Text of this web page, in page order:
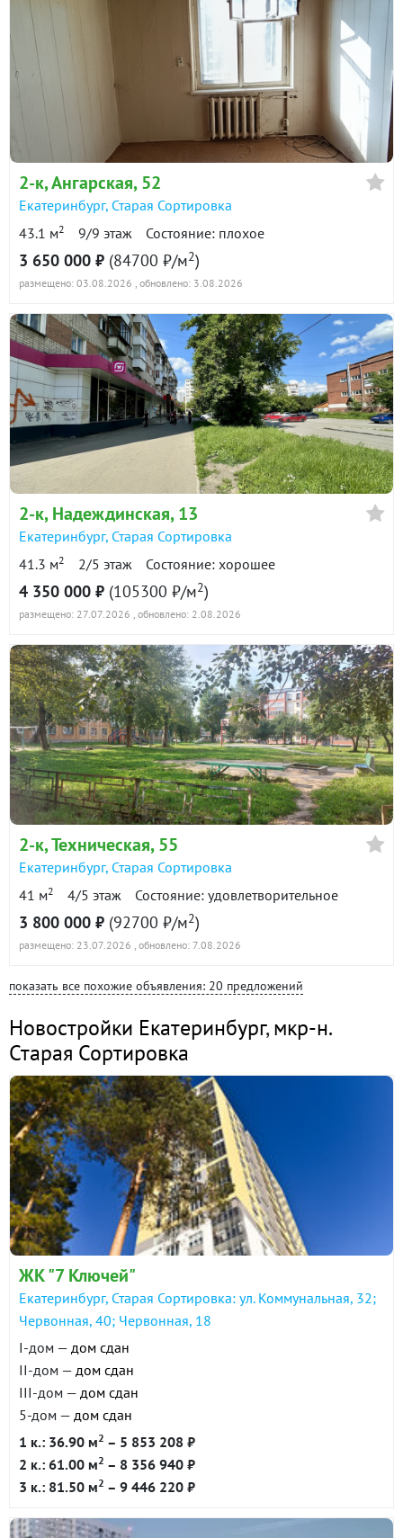
2-к, Ангарская, 52
Екатеринбург, Старая Сортировка
43.1 м2 9/9 этаж Состояние: плохое
3 650 000 ₽ (84700 ₽/м2)
размещено: 03.08.2026 , обновлено: 3.08.2026
2-к, Надеждинская, 13
Екатеринбург, Старая Сортировка
41.3 м2 2/5 этаж Состояние: хорошее
4 350 000 ₽ (105300 ₽/м2)
размещено: 27.07.2026 , обновлено: 2.08.2026
2-к, Техническая, 55
Екатеринбург, Старая Сортировка
41 м2 4/5 этаж Состояние: удовлетворительное
3 800 000 ₽ (92700 ₽/м2)
размещено: 23.07.2026 , обновлено: 7.08.2026
показать все похожие объявления: 20 предложений
Новостройки Екатеринбург,мкр-н.
Старая Сортировка
ЖК "7 Ключей"
Екатеринбург, Старая Сортировка: ул. Коммунальная, 32;
Червонная, 40; Червонная, 18
I-дом — дом сдан
II-дом — дом сдан
III-дом — дом сдан
5-дом — дом сдан
1 к.: 36.90 м2 – 5 853 208 ₽
2 к.: 61.00 м2 – 8 356 940 ₽
3 к.: 81.50 м2 – 9 446 220 ₽